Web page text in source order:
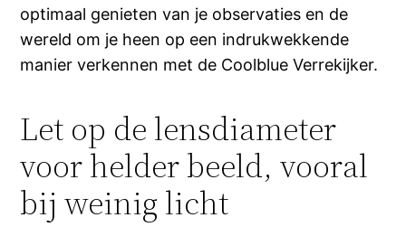
optimaal genieten van je observaties en de
wereld om je heen op een indrukwekkende
manier verkennen met de Coolblue Verrekijker.
Let op de lensdiameter
voor helder beeld, vooral
bij weinig licht